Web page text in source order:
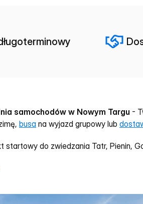
samochodów w Nowym Targu -
busa na wyjazd grupowy lub
startowy do zwiedzania Tatr, Pienin,